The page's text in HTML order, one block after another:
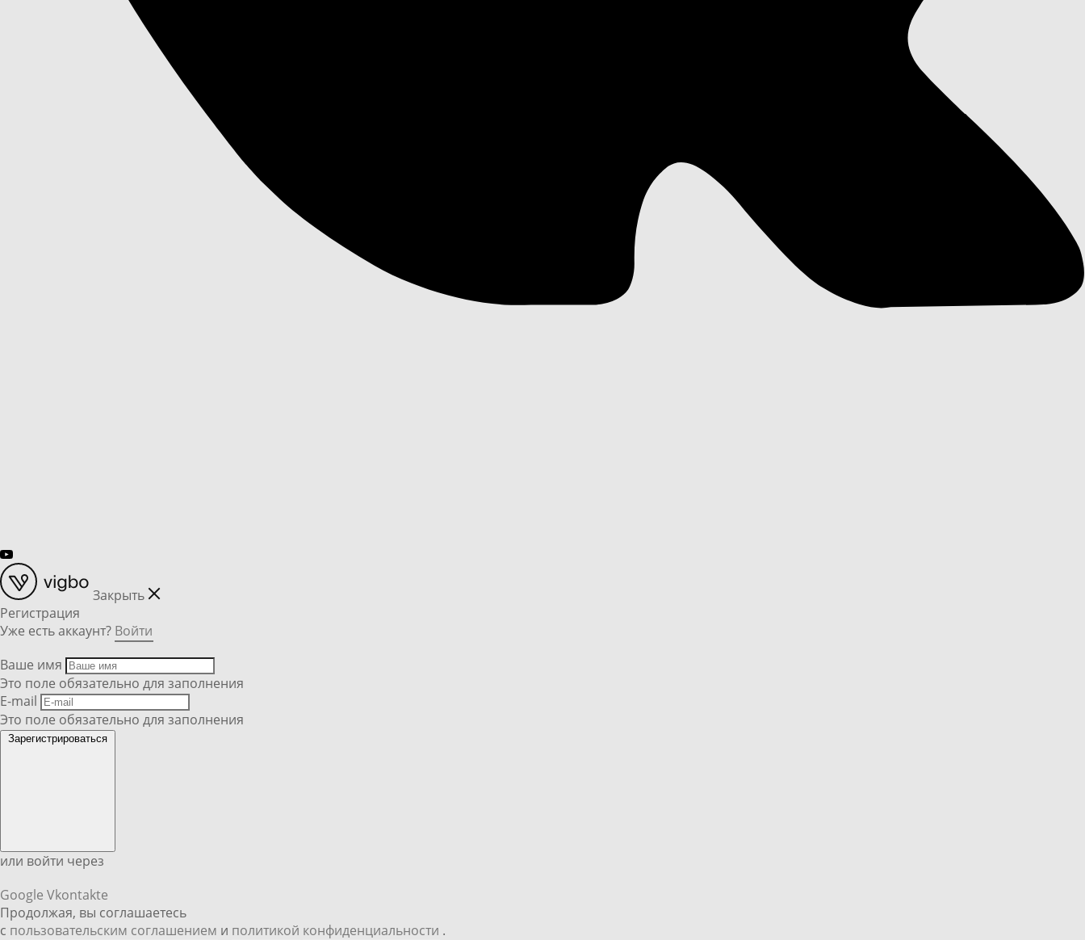
Закрыть
Регистрация
Уже есть аккаунт? Войти
Ваше имя
Это поле обязательно для заполнения
E-mail
Это поле обязательно для заполнения
Зарегистрироваться
или войти через
Google Vkontakte
Продолжая, вы соглашаетесь
с пользовательским соглашением и политикой конфиденциальности .